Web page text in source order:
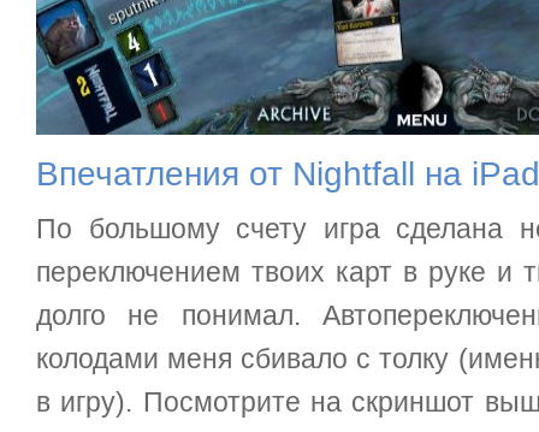
Впечатления от Nightfall на iPad
По большому счету игра сделана
переключением твоих карт в руке и
долго не понимал.
колодами меня сбивало с толку
в игру). Посмотрите на скриншот